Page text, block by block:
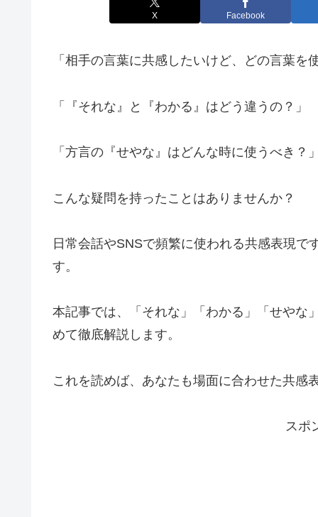
X Facebook
「相手の言葉に共感したいけど、どの言葉を
「『それな』と『わかる』はどう違うの？」
「方言の『せやな』はどんな時に使うべき？
こんな疑問を持ったことはありませんか？
日常会話やSNSで頻繁に使われる共感表現
す。
本記事では、「それな」「わかる」「せやな
めて徹底解説します。
これを読めば、あなたも場面に合わせた共感
スポ